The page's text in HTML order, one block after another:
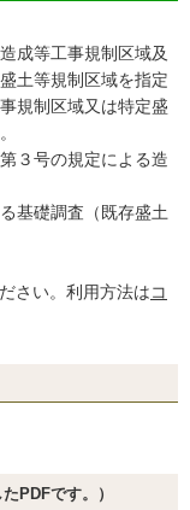
成等工事規制区域及
土等規制区域を指定
規制区域又は特定盛
３号の規定による造
基礎調査（既存盛土
さい。利用方法はコ
PDFです。）